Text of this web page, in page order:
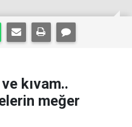
kıvam..
meğer